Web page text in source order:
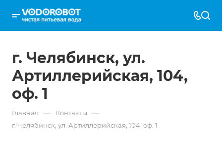
г. Челябинск, ул.
Артиллерийская, 104,
оф. 1
Главная — Контакты —
г. Челябинск, ул. Артиллерийская, 104, оф. 1